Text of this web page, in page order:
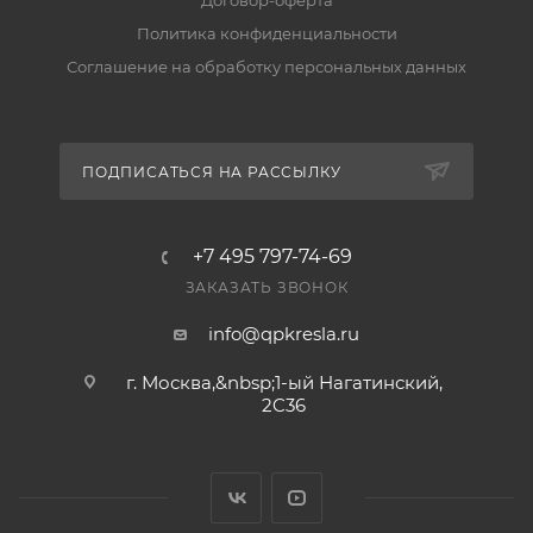
Да, на товар действует гарантия производителя, а
Политика конфиденциальности
Соглашение на обработку персональных данных
ПОДПИСАТЬСЯ НА РАССЫЛКУ
+7 495 797-74-69
ЗАКАЗАТЬ ЗВОНОК
info@qpkresla.ru
г. Москва,&nbsp;1-ый Нагатинский,
2C36